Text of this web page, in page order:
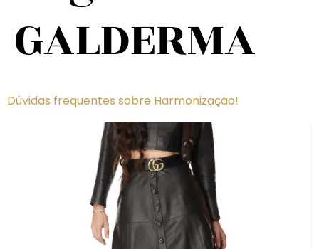
GALDERMA
Dúvidas frequentes sobre Harmonização!